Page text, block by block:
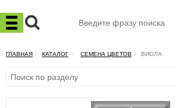
ГЛАВНАЯ КАТАЛОГ СЕМЕНА ЦВЕТОВ ВИОЛА